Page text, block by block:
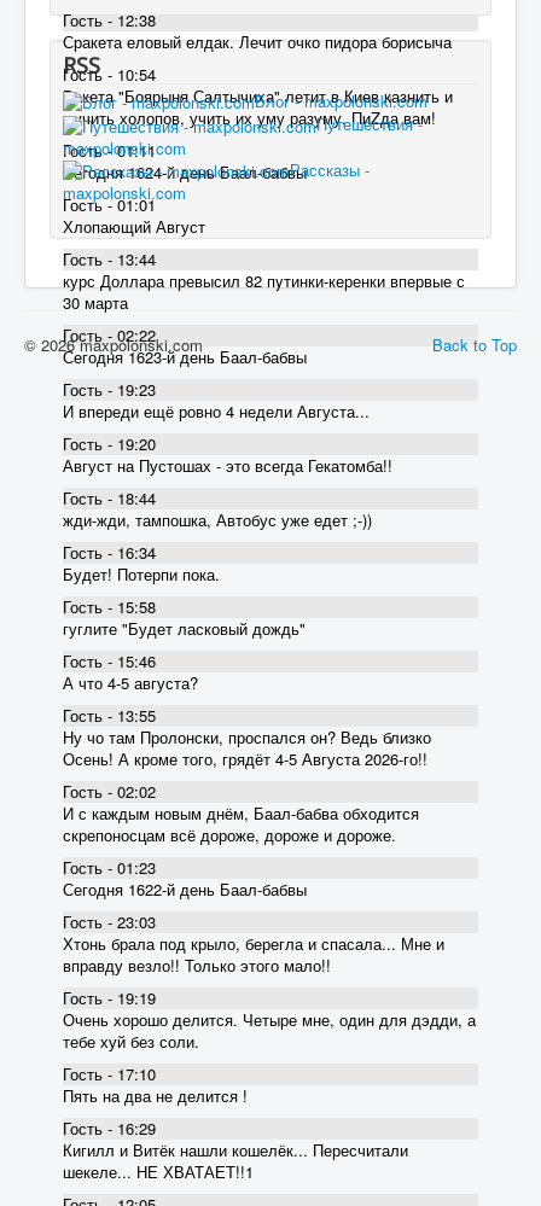
Гость - 12:38
Сракета еловый елдак. Лечит очко пидора борисыча
Гость - 10:54
Ракета "Боярыня Салтычиха" летит в Киев казнить и
мучить холопов, учить их уму разуму. ПиZда вам!
Гость - 01:11
Сегодня 1624-й день Баал-бабвы
Гость - 01:01
Хлопающий Август
Гость - 13:44
курс Доллара превысил 82 пyтинки-керенки впервые с
30 марта
Гость - 02:22
Сегодня 1623-й день Баал-бабвы
Гость - 19:23
И впереди ещё ровно 4 недели Августа...
Гость - 19:20
Август на Пустошах - это всегда Гекатомба!!
Гость - 18:44
жди-жди, тампошка, Автобус уже едет ;-))
Гость - 16:34
Будет! Потерпи пока.
Гость - 15:58
гуглите "Будет ласковый дождь"
Гость - 15:46
А что 4-5 августа?
Гость - 13:55
Ну чо там Пролонски, проспался он? Ведь близко
Осень! А кроме того, грядёт 4-5 Августа 2026-го!!
Гость - 02:02
И с каждым новым днём, Баал-бабва обходится
скрепоносцам всё дороже, дороже и дороже.
Гость - 01:23
Сегодня 1622-й день Баал-бабвы
Гость - 23:03
Хтонь брала под крыло, берегла и спасала... Мне и
вправду везло!! Только этого мало!!
Гость - 19:19
Очень хорошо делится. Четыре мне, один для дэдди, а
тебе хуй без соли.
Гость - 17:10
Пять на два не делится !
Гость - 16:29
Кигилл и Витёк нашли кошелёк... Пересчитали
шекеле... НЕ ХВАТАЕТ!!1
RSS
Блог - maxpolonski.com
Путешествия -
maxpolonski.com
Рассказы -
maxpolonski.com
Back to Top
© 2026 maxpolonski.com